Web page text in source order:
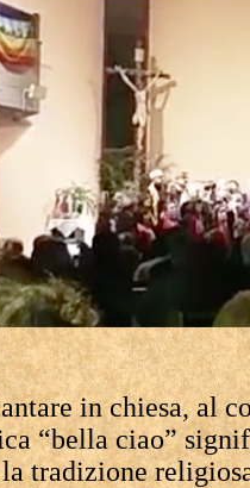
in chiesa, al
“bella ciao”
tradizione